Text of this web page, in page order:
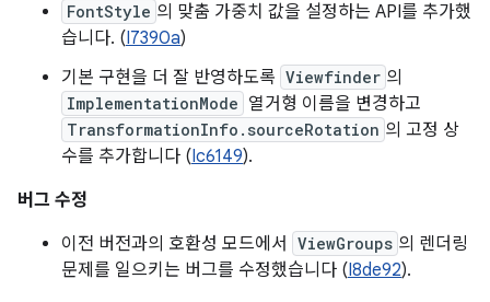
FontStyle 의 맞춤 가중치 값을 설정하는 API를 추가했
습니다. (I7390a)
기본 구현을 더 잘 반영하도록 Viewfinder 의
ImplementationMode 열거형 이름을 변경하고
TransformationInfo.sourceRotation 의 고정 상
수를 추가합니다 (Ic6149).
버그 수정
이전 버전과의 호환성 모드에서
ViewGroups 의 렌더링
문제를 일으키는 버그를 수정했습니다 (I8de92).